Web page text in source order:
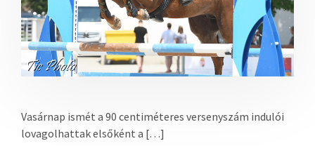
Vasárnap ismét a 90 centiméteres versenyszám indulói
lovagolhattak elsőként a […]